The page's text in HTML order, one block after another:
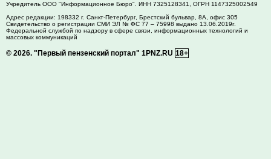
Учредитель ООО "Информационное Бюро". ИНН 7325128341, ОГРН 1147325002549
Адрес редакции: 198332 г. Санкт-Петербург, Брестский бульвар, 8А, офис 305
Свидетельство о регистрации СМИ ЭЛ № ФС 77 – 75998 выдано 13.06.2019г.
Федеральной службой по надзору в сфере связи, информационных технологий и
массовых коммуникаций
© 2026. "Первый пензенский портал" 1PNZ.RU 18+